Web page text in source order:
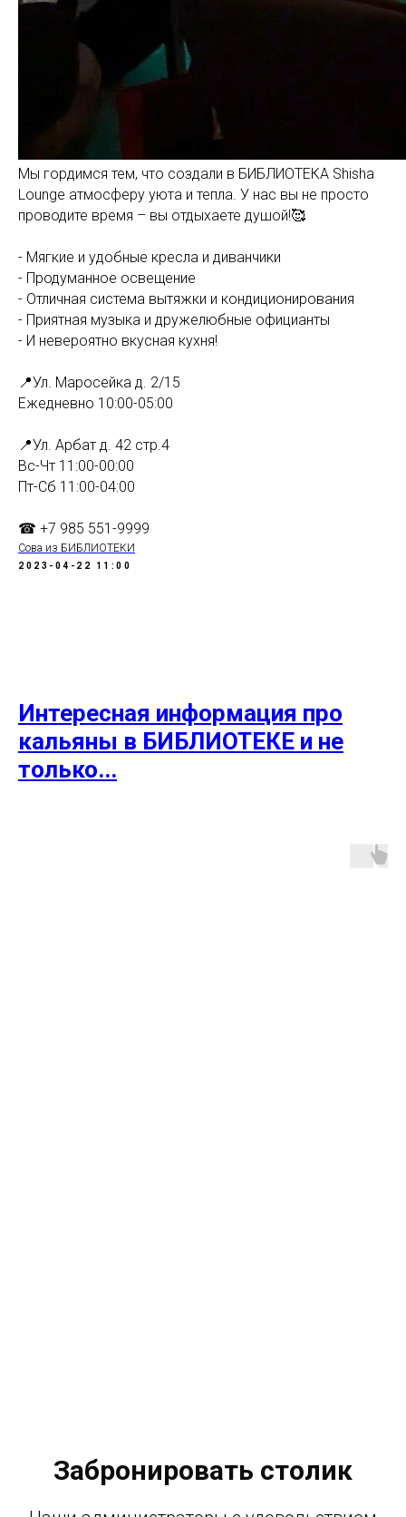
Мы гордимся тем, что создали в БИБЛИОТЕКА Shisha
Lounge атмосферу уюта и тепла. У нас вы не просто
проводите время – вы отдыхаете душой!🥰
- Мягкие и удобные кресла и диванчики
- Продуманное освещение
- Отличная система вытяжки и кондиционирования
- Приятная музыка и дружелюбные официанты
- И невероятно вкусная кухня!
📍Ул. Маросейка д. 2/15
Ежедневно 10:00-05:00
📍Ул. Арбат д. 42 стр.4
Вс-Чт 11:00-00:00⠀
Пт-Сб 11:00-04:00
☎ +7 985 551-9999
Сова из БИБЛИОТЕКИ
2023-04-22 11:00
Интересная информация про
кальяны в БИБЛИОТЕКЕ и не
только...
Забронировать столик